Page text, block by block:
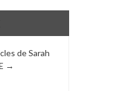
de Sarah
→